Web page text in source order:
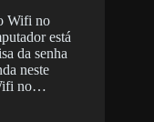
Wifi no
está
da senha
neste
no…